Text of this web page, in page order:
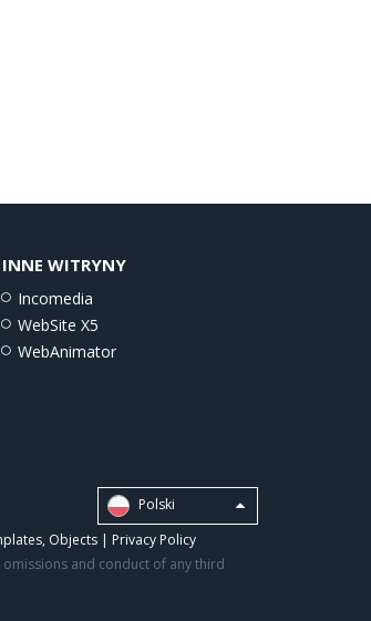
INNE WITRYNY
Incomedia
WebSite X5
WebAnimator
Polski
, Objects | Privacy Policy
and conduct of any third